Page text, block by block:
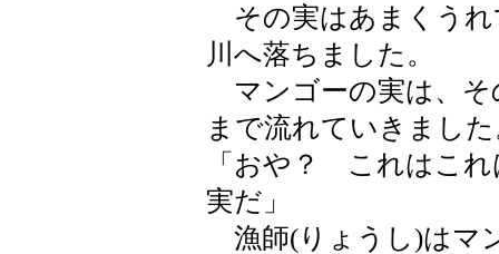
その実はあまくうれ
川へ落ちました。
マンゴーの実は、そ
まで流れていきまし
「おや？ これはこ
実だ」
漁師(りょうし)はマ